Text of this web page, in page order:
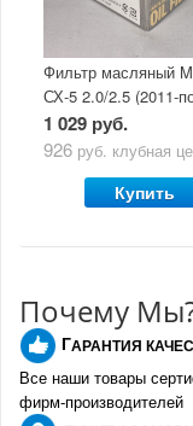
Фильтр масляный
СХ-5 2.0/2.5 (2011-
1 029 руб.
926 руб. клубная
Купить
Почему
ГАРАНТИЯ
Все наши товары
фирм-производителей